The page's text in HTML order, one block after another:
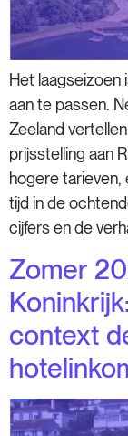
Het laagseizoen
aan te passen.
Zeeland
prijsstelling aan
hogere
tijd in de
cijfers en de
Zomer
context